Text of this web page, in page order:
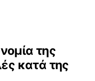
της
κατά της